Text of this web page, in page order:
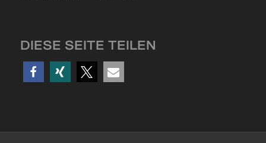
DIESE SEITE TEILEN